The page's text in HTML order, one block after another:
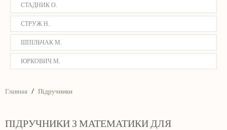
СТАДНИК О.
СТРУЖ Н.
ШПІЛЬЧАК М.
ЮРКОВИЧ М.
Главная Підручники
ПІДРУЧНИКИ З МАТЕМАТИКИ ДЛЯ